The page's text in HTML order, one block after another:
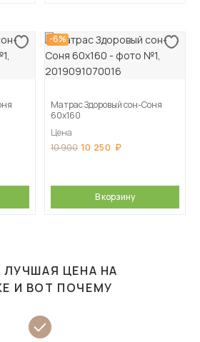
-6%
Матрас Здоровый сон-Соня
60х160
Цена
10 900 10 250
В корзину
ЛУЧШАЯ ЦЕНА НА
И ВОТ ПОЧЕМУ